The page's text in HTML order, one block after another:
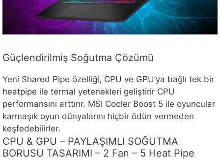
Güçlendirilmiş Soğutma Çözümü
Yeni Shared Pipe özelliği, CPU ve GPU’ya bağlı tek bir
heatpipe ile termal yetenekleri geliştirir CPU
performansını arttırır. MSI Cooler Boost 5 ile oyuncular
karmaşık oyun dünyalarını hiçbir ödün vermeden
keşfedebilirler.
CPU & GPU – PAYLAŞIMLI SOĞUTMA
BORUSU TASARIMI – 2 Fan – 5 Heat Pipe